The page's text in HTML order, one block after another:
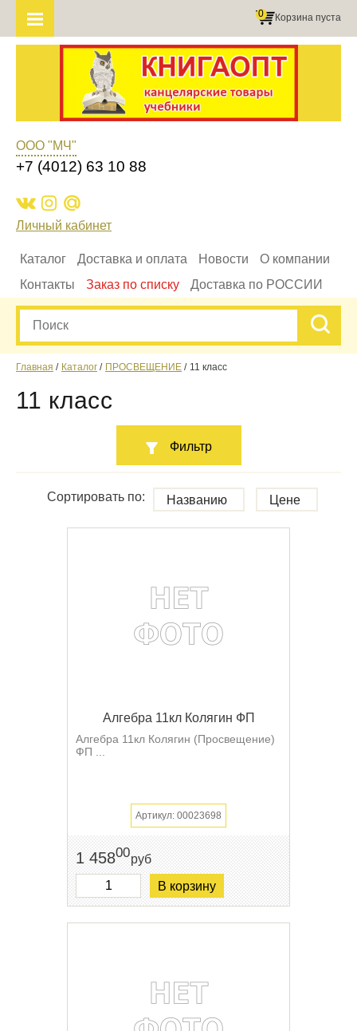
Корзина пуста
0
ООО "МЧ"
+7 (4012) 63 10 88
Личный кабинет
Каталог Доставка и оплата Новости
О компании
Контакты
Заказ по списку Доставка по РОССИИ
Главная Каталог ПРОСВЕЩЕНИЕ 11 класс
11 класс
Фильтр
Сортировать по: Названию Цене
Алгебра 11кл Колягин ФП
Алгебра 11кл Колягин (Просвещение)
ФП ...
Артикул: 00023698
1 45800руб
В корзину